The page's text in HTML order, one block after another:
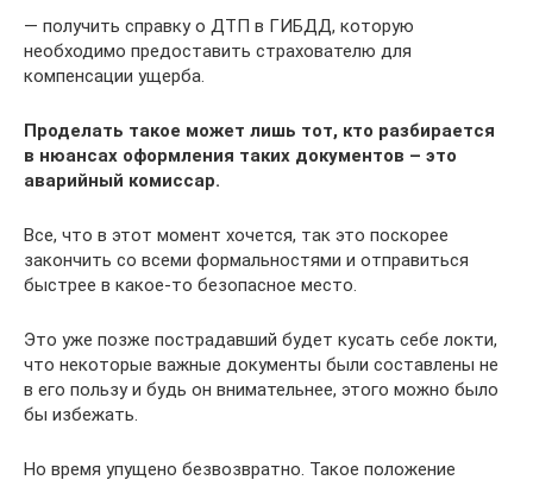
— получить справку о ДТП в ГИБДД, которую
необходимо предоставить страхователю для
компенсации ущерба.
Проделать такое может лишь тот, кто разбирается
в нюансах оформления таких документов – это
аварийный комиссар.
Все, что в этот момент хочется, так это поскорее
закончить со всеми формальностями и отправиться
быстрее в какое-то безопасное место.
Это уже позже пострадавший будет кусать себе локти,
что некоторые важные документы были составлены не
в его пользу и будь он внимательнее, этого можно было
бы избежать.
Но время упущено безвозвратно. Такое положение